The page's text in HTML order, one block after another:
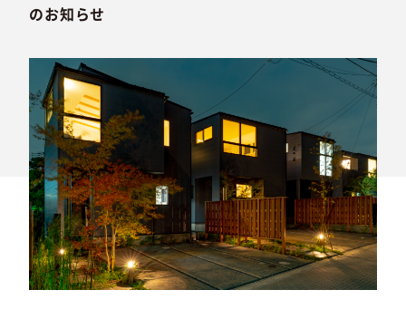
のお知らせ